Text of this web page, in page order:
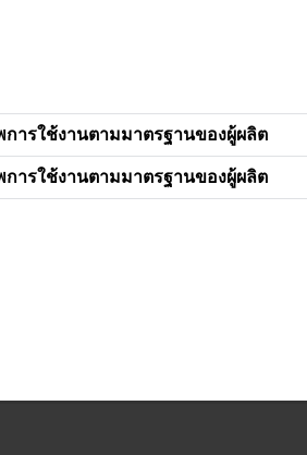
ารใช้งานตามมาตรฐานของผู้ผลิต
ารใช้งานตามมาตรฐานของผู้ผลิต